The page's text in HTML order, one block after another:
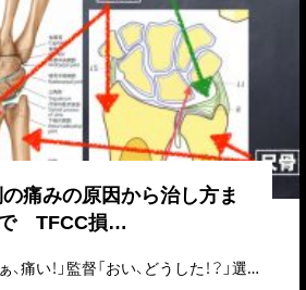
痛みの原因から治し方ま
TFCC損…
野球選手「いってーなぁ、痛い！」監督「おい、どうした！？」選手「手首が痛くって・・・」監…